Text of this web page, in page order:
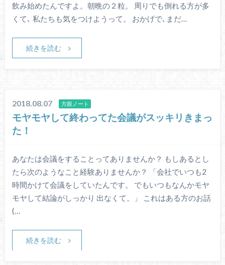
飲み始めたんですよ。朝晩の２粒。 周りでも倒れる方が多
くて､ 私たちも気をつけようって。 おかげで､まだ…
続きを読む
2018.08.07 方眼ノート
モヤモヤして終わってた会議がスッキリきまっ
た！
あなたは会議をすることってありませんか？ もしあるとし
たら次のようなこと経験ありませんか？ 「会社でいつも2
時間かけて会議をしていたんです。 でもいつもなんかモヤ
モヤして結論がしっかり 出なくて。」 これはある方のお話
(…
続きを読む